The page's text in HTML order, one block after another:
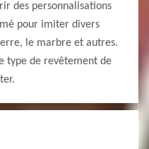
des personnalisations
pour imiter divers
le marbre et autres.
type de revêtement de